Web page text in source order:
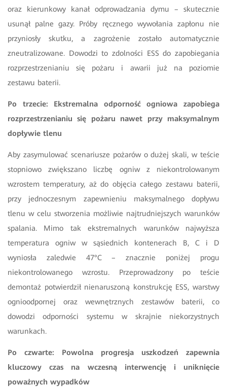
oraz kierunkowy kanał odprowadzania dymu – skutecznie
usunął palne gazy. Próby ręcznego wywołania zapłonu nie
przyniosły skutku, a zagrożenie zostało automatycznie
zneutralizowane. Dowodzi to zdolności ESS do zapobiegania
rozprzestrzenianiu się pożaru i awarii już na poziomie
zestawu baterii.
Po trzecie: Ekstremalna odporność ogniowa zapobiega
rozprzestrzenianiu się pożaru nawet przy maksymalnym
dopływie tlenu
Aby zasymulować scenariusze pożarów o dużej skali, w teście
stopniowo zwiększano liczbę ogniw z niekontrolowanym
wzrostem temperatury, aż do objęcia całego zestawu baterii,
przy jednoczesnym zapewnieniu maksymalnego dopływu
tlenu w celu stworzenia możliwie najtrudniejszych warunków
spalania. Mimo tak ekstremalnych warunków najwyższa
temperatura ogniw w sąsiednich kontenerach B, C i D
wyniosła zaledwie 47°C – znacznie poniżej progu
niekontrolowanego wzrostu. Przeprowadzony po teście
demontaż potwierdził nienaruszoną konstrukcję ESS, warstwy
ognioodpornej oraz wewnętrznych zestawów baterii, co
dowodzi odporności systemu w skrajnie niekorzystnych
warunkach.
Po czwarte: Powolna progresja uszkodzeń zapewnia
kluczowy czas na wczesną interwencję i uniknięcie
poważnych wypadków